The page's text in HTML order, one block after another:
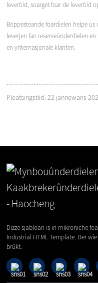
levertiid, soarget foar de levertiid
Boppesteande foardielen helpe
leverjen fan reserveûnderdielen
en ynternasjonale klanten.
Pleatsingstiid: 22 jannewaris
Dizze sjabloan is in mikroniche
Industrial HTML Template. Der
brûkt.